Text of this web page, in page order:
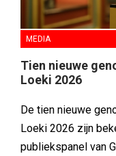
MEDIA
Tien nieuwe
Loeki 2026
De tien nieuwe
Loeki 2026 zijn
publiekspanel van